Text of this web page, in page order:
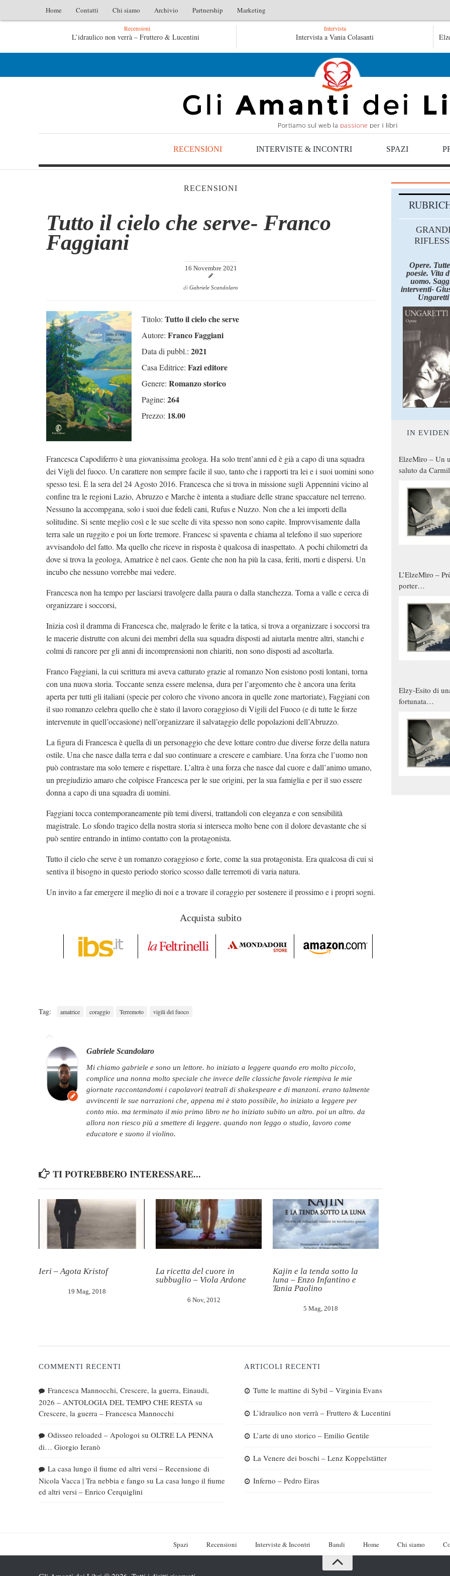
Home Contatti Chi siamo Archivio Partnership Marketing
Recensioni
L’arte di uno storico – Emilio Gentile Tutte le mattine di Sybil – Virginia Evans
Intervista
Intervista a Vania Colasanti
RECENSIONI INTERVISTE & INCONTRI SPAZI
RECENSIONI
Tutto il cielo che serve- Franco
Faggiani
16 Novembre 2021
di Gabriele Scandolaro
Titolo: Tutto il cielo che serve
Autore: Franco Faggiani
Data di pubbl.: 2021
Casa Editrice: Fazi editore
Genere: Romanzo storico
Pagine: 264
Prezzo: 18.00
Francesca Capodiferro è una giovanissima geologa. Ha solo trent’anni ed è già a capo di una squadra
dei Vigli del fuoco. Un carattere non sempre facile il suo, tanto che i rapporti tra lei e i suoi uomini sono
spesso tesi. È la sera del 24 Agosto 2016. Francesca che si trova in missione sugli Appennini vicino al
confine tra le regioni Lazio, Abruzzo e Marche è intenta a studiare delle strane spaccature nel terreno.
Nessuno la accompgana, solo i suoi due fedeli cani, Rufus e Nuzzo. Non che a lei importi della
solitudine. Si sente meglio così e le sue scelte di vita spesso non sono capite. Improvvisamente dalla
terra sale un ruggito e poi un forte tremore. Francesc si spaventa e chiama al telefono il suo superiore
avvisandolo del fatto. Ma quello che riceve in risposta è qualcosa di inaspettato. A pochi chilometri da
dove si trova la geologa, Amatrice è nel caos. Gente che non ha più la casa, feriti, morti e dispersi. Un
incubo che nessuno vorrebbe mai vedere.
Francesca non ha tempo per lasciarsi travolgere dalla paura o dalla stanchezza. Torna a valle e cerca di
organizzare i soccorsi,
Inizia così il dramma di Francesca che, malgrado le ferite e la tatica, si trova a organizzare i soccorsi tra
le macerie distrutte con alcuni dei membri della sua squadra disposti ad aiutarla mentre altri, stanchi e
colmi di rancore per gli anni di incomprensioni non chiariti, non sono disposti ad ascoltarla.
Franco Faggiani, la cui scrittura mi aveva catturato grazie al romanzoNon esistono posti lontani, torna
con una nuova storia. Toccante senza essere melensa, dura per l’argomento che è ancora una ferita
aperta per tutti gli italiani (specie per coloro che vivono ancora in quelle zone martoriate), Faggiani con
il suo romanzo celebra quello che è stato il lavoro coraggioso di Vigili del Fuoco (e di tutte le forze
intervenute in quell’occasione) nell’organizzare il salvataggio delle popolazioni dell’Abruzzo.
La figura di Francesca è quella di un personaggio che deve lottare contro due diverse forze della natura
ostile. Una che nasce dalla terra e dal suo continuare a crescere e cambiare. Una forza che l’uomo non
può contrastare ma solo temere e rispettare. L’altra è una forza che nasce dal cuore e dall’animo umano,
un pregiudizio amaro che colpisce Francesca per le sue origini, per la sua famiglia e per il suo essere
donna a capo di una squadra di uomini.
Faggiani tocca contemporaneamente più temi diversi, trattandoli con eleganza e con sensibilità
magistrale. Lo sfondo tragico della nostra storia si interseca molto bene con il dolore devastante che si
può sentire entrando in intimo contatto con la protagonista.
Tutto il cielo che serveè un romanzo coraggioso e forte, come la sua protagonista. Era qualcosa di cui si
sentiva il bisogno in questo periodo storico scosso dalle terremoti di varia natura.
Un invito a far emergere il meglio di noi e a trovare il coraggio per sostenere il prossimo e i propri sogni.
Acquista subito
Tag: amatrice coraggio Terremoto vigili del fuoco
Gabriele Scandolaro
mi chiamo gabriele e sono un lettore. ho iniziato a leggere quando ero molto piccolo,
complice una nonna molto speciale che invece delle classiche favole riempiva le mie
giornate raccontandomi i capolavori teatrali di shakespeare e di manzoni. erano talmente
avvincenti le sue narrazioni che, appena mi è stato possibile, ho iniziato a leggere per
conto mio. ma terminato il mio primo libro ne ho iniziato subito un altro. poi un altro. da
allora non riesco più a smettere di leggere. quando non leggo o studio, lavoro come
educatore e suono il violino.
TI POTREBBERO INTERESSARE...
Ieri – Agota Kristof
19 Mag, 2018
La ricetta del cuore in
subbuglio – Viola Ardone
6 Nov, 2012
Kajin e la tenda sotto la
luna – Enzo Infantino e
Tania Paolino
5 Mag, 2018
Opere.
poesie. Vita
uomo.
interventi-
Ungaretti
IN
ElzeMìro – Un
saluto da
qualche modo
donne
L’ElzeMìro –
porter
Elzy-Esito di
fortunata
COMMENTI RECENTI
Francesca Mannocchi, Crescere, la guerra, Einaudi,
2026 – ANTOLOGIA DEL TEMPO CHE RESTA su
Crescere, la guerra – Francesca Mannocchi
Odisseo reloaded – Apologoi su OLTRE LA PENNA
di… Giorgio Ieranò
La casa lungo il fiume ed altri versi – Recensione di
Nicola Vacca | Tra nebbia e fango su La casa lungo il fiume
ed altri versi – Enrico Cerquiglini
ARTICOLI RECENTI
Tutte le mattine di Sybil – Virginia Evans
L’idraulico non verrà – Fruttero & Lucentini
L’arte di uno storico – Emilio Gentile
La Venere dei boschi – Lenz Koppelstätter
Inferno – Pedro Eiras
Spazi Recensioni Interviste & Incontri Bandi Home Chi siamo